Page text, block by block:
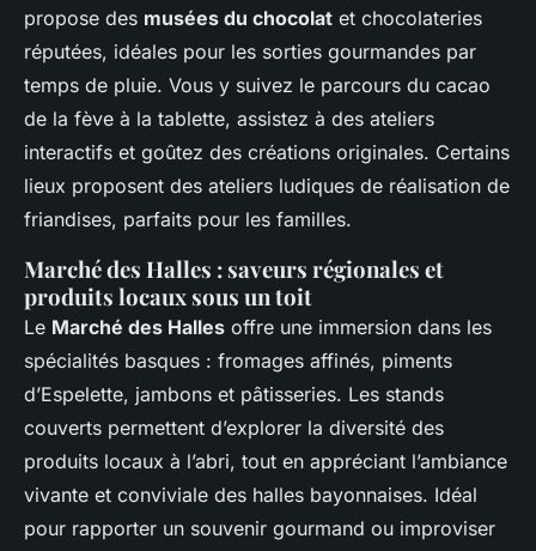
propose des musées du chocolat et chocolateries
réputées, idéales pour les sorties gourmandes par
temps de pluie. Vous y suivez le parcours du cacao
de la fève à la tablette, assistez à des ateliers
interactifs et goûtez des créations originales. Certains
lieux proposent des ateliers ludiques de réalisation de
friandises, parfaits pour les familles.
Marché des Halles : saveurs régionales et
produits locaux sous un toit
Le Marché des Halles offre une immersion dans les
spécialités basques : fromages affinés, piments
d’Espelette, jambons et pâtisseries. Les stands
couverts permettent d’explorer la diversité des
produits locaux à l’abri, tout en appréciant l’ambiance
vivante et conviviale des halles bayonnaises. Idéal
pour rapporter un souvenir gourmand ou improviser